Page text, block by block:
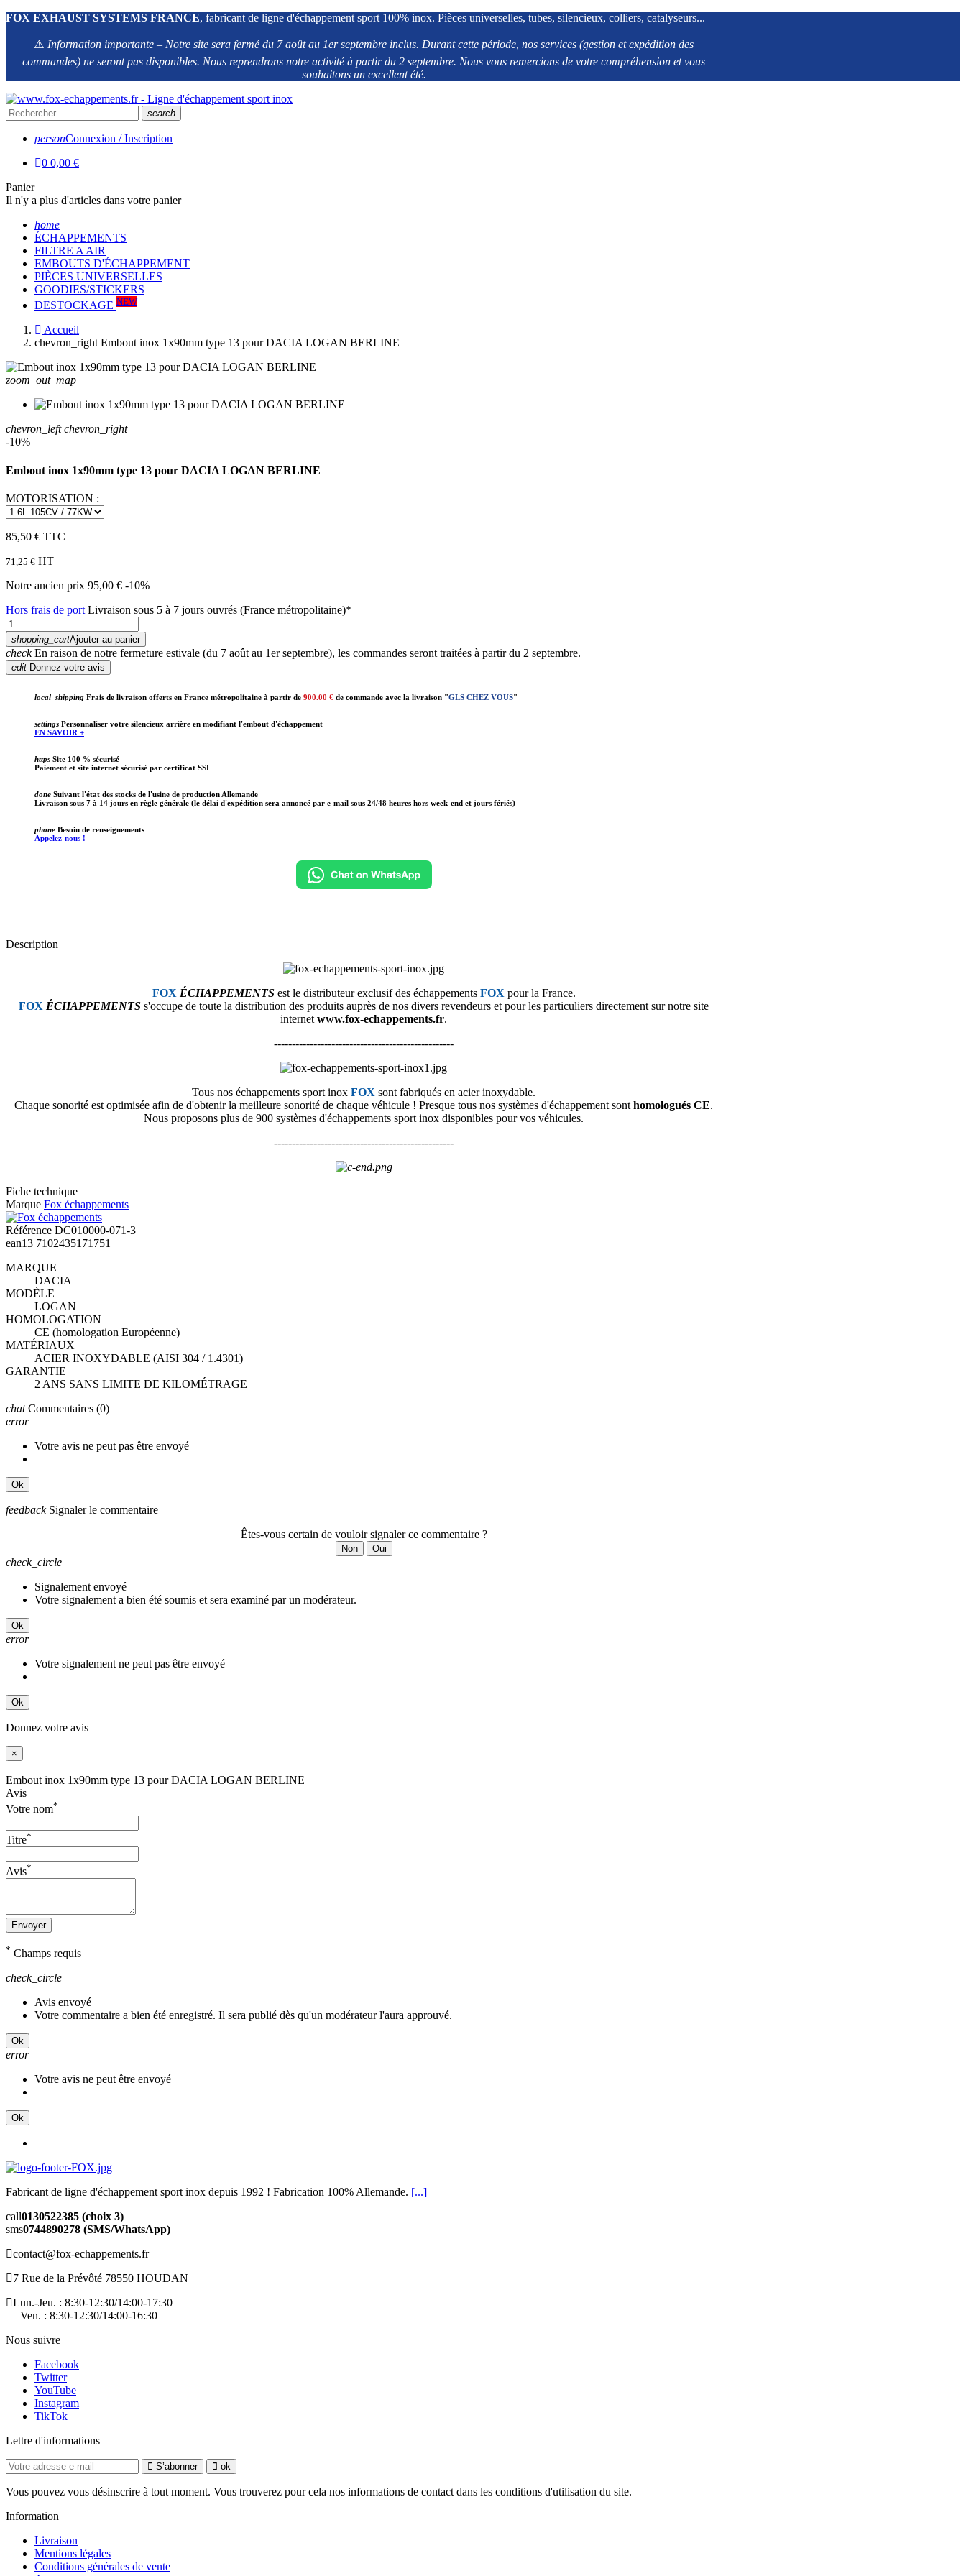
FOX EXHAUST SYSTEMS FRANCE, fabricant de ligne d'échappement sport 100% inox. Pièces universelles, tubes, silencieux, colliers, catalyseurs...
⚠️ Information importante – Notre site sera fermé du 7 août au 1er septembre inclus. Durant cette période, nos services (gestion et expédition des
commandes) ne seront pas disponibles. Nous reprendrons notre activité à partir du 2 septembre. Nous vous remercions de votre compréhension et vous
souhaitons un excellent été.
search
personConnexion / Inscription
0 0,00 €
Panier
Il n'y a plus d'articles dans votre panier
home
ÉCHAPPEMENTS
FILTRE A AIR
EMBOUTS D'ÉCHAPPEMENT
PIÈCES UNIVERSELLES
GOODIES/STICKERS
DESTOCKAGE NEW
Accueil
chevron_right Embout inox 1x90mm type 13 pour DACIA LOGAN BERLINE
zoom_out_map
chevron_left chevron_right
-10%
Embout inox 1x90mm type 13 pour DACIA LOGAN BERLINE
MOTORISATION :
85,50 € TTC
71,25 € HT
Notre ancien prix 95,00 € -10%
Hors frais de port Livraison sous 5 à 7 jours ouvrés (France métropolitaine)*
shopping_cartAjouter au panier
checkEn raison de notre fermeture estivale (du 7 août au 1er septembre), les commandes seront traitées à partir du 2 septembre.
edit Donnez votre avis
local_shipping Frais de livraison offerts en France métropolitaine à partir de 900.00 € de commande avec la livraison "GLS CHEZ VOUS"
settings Personnaliser votre silencieux arrière en modifiant l'embout d'échappement
EN SAVOIR +
https Site 100 % sécurisé
Paiement et site internet sécurisé par certificat SSL
done Suivant l'état des stocks de l'usine de production Allemande
Livraison sous 7 à 14 jours en règle générale (le délai d'expédition sera annoncé par e-mail sous 24/48 heures hors week-end et jours fériés)
phone Besoin de renseignements
Appelez-nous !
Description
FOX ÉCHAPPEMENTSest le distributeur exclusif des échappements FOX pour la France.
FOX ÉCHAPPEMENTS s'occupe de toute la distribution des produits auprès de nos divers revendeurs et pour les particuliers directement sur notre site
internet www.fox-echappements.fr.
--------------------------------------------------
Tous nos échappements sport inox FOX sont fabriqués en acier inoxydable.
Chaque sonorité est optimisée afin de d'obtenir la meilleure sonorité de chaque véhicule ! Presque tous nos systèmes d'échappement sont homologués CE.
Nous proposons plus de 900 systèmes d'échappements sport inox disponibles pour vos véhicules.
--------------------------------------------------
Fiche technique
Marque Fox échappements
Référence DC010000-071-3
ean13 7102435171751
MARQUE
DACIA
MODÈLE
LOGAN
HOMOLOGATION
CE (homologation Européenne)
MATÉRIAUX
ACIER INOXYDABLE (AISI 304 / 1.4301)
GARANTIE
2 ANS SANS LIMITE DE KILOMÉTRAGE
chat Commentaires (0)
error
Votre avis ne peut pas être envoyé
Ok
feedback Signaler le commentaire
Êtes-vous certain de vouloir signaler ce commentaire ?
Non Oui
check_circle
Signalement envoyé
Votre signalement a bien été soumis et sera examiné par un modérateur.
Ok
error
Votre signalement ne peut pas être envoyé
Ok
Donnez votre avis
×
Embout inox 1x90mm type 13 pour DACIA LOGAN BERLINE
Avis
Votre nom*
Titre*
Avis*
Envoyer
* Champs requis
check_circle
Avis envoyé
Votre commentaire a bien été enregistré. Il sera publié dès qu'un modérateur l'aura approuvé.
Ok
error
Votre avis ne peut être envoyé
Ok
Fabricant de ligne d'échappement sport inox depuis 1992 ! Fabrication 100% Allemande. [...]
call0130522385 (choix 3)
sms0744890278 (SMS/WhatsApp)
contact@fox-echappements.fr
7 Rue de la Prévôté 78550 HOUDAN
Lun.-Jeu. : 8:30-12:30/14:00-17:30
Ven. : 8:30-12:30/14:00-16:30
Nous suivre
Facebook
Twitter
YouTube
Instagram
TikTok
Lettre d'informations
S’abonner ok
Vous pouvez vous désinscrire à tout moment. Vous trouverez pour cela nos informations de contact dans les conditions d'utilisation du site.
Information
Livraison
Mentions légales
Conditions générales de vente